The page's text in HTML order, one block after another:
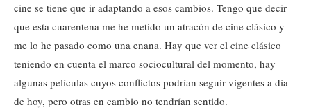
cine se tiene que ir adaptando a esos cambios. Tengo que decir
que esta cuarentena me he metido un atracón de cine clásico y
me lo he pasado como una enana. Hay que ver el cine clásico
teniendo en cuenta el marco sociocultural del momento, hay
algunas películas cuyos conflictos podrían seguir vigentes a día
de hoy, pero otras en cambio no tendrían sentido.